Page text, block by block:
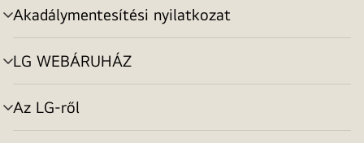
Akadálymentesítési nyilatkozat
menu
toggle
LG WEBÁRUHÁZ
menu
toggle
Az LG-ről
menu
toggle